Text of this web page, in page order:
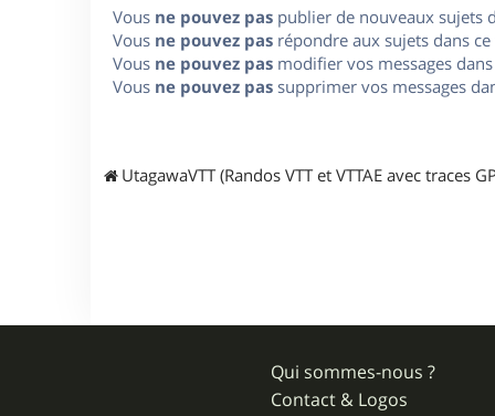
Vous ne pouvez pas publier de nouveaux sujets
Vous ne pouvez pas répondre aux sujets dans
Vous ne pouvez pas modifier vos messages
Vous ne pouvez pas supprimer vos messages
UtagawaVTT (Randos VTT et VTTAE avec traces
Qui sommes-nous ?
Contact & Logos